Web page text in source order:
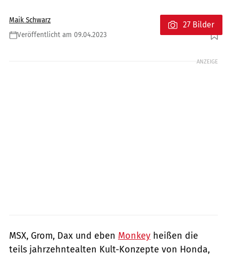
Maik Schwarz
Veröffentlicht am 09.04.2023
Foto: Monqey King
27 Bilder
ANZEIGE
MSX, Grom, Dax und eben Monkey heißen die
teils jahrzehntealten Kult-Konzepte von Honda,